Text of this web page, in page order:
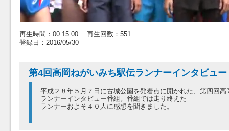
再生時間：00:15:00 再生回数：551
登録日：2016/05/30
第4回高岡ねがいみち駅伝ランナーインタビュー
平成２８年５月７日に古城公園を発着点に開かれた、第四回高
ランナーインタビュー番組。番組では走り終えた
ランナーおよそ４０人に感想を聞きました。